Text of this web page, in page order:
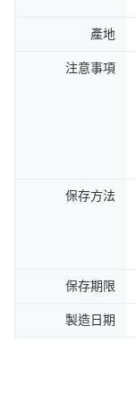
產地
注意事項
保存方法
保存期限
製造日期